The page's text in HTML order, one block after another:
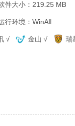
件大小：219.25 MB
行环境：WinAll
√ 金山 √ 瑞